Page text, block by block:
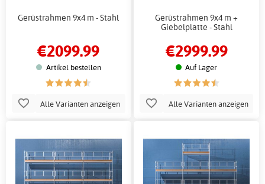
Gerüstrahmen 9x4 m - Stahl
€2099.99
Artikel bestellen
Alle Varianten anzeigen
Gerüstrahmen 9x4 m +
Giebelplatte - Stahl
€2999.99
Auf Lager
Alle Varianten anzeigen